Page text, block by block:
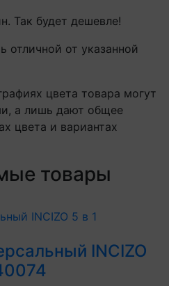
Так будет дешевле!
отличной от указанной
цвета товара могут
а лишь дают общее
цвета и вариантах
товары
INCIZO